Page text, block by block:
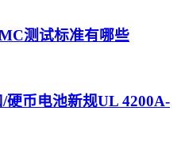
测试标准有哪些
硬币电池新规UL 4200A-